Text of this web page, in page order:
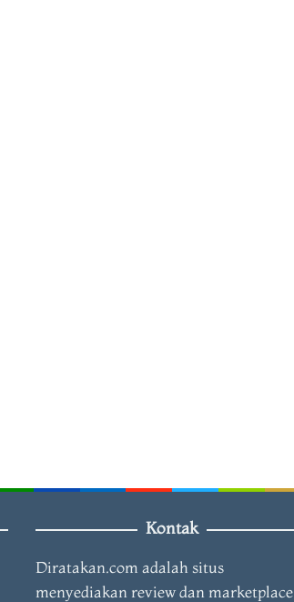
Kontak
Diratakan.com adalah situs
menyediakan review dan marketplace